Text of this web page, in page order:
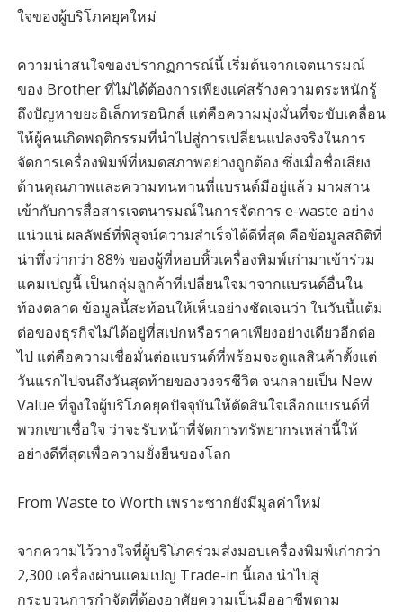
ใจของผู้บริโภคยุคใหม่
ความน่าสนใจของปรากฏการณ์นี้ เริ่มต้นจากเจตนารมณ์
ของ Brother ที่ไม่ได้ต้องการเพียงแค่สร้างความตระหนักรู้
ถึงปัญหาขยะอิเล็กทรอนิกส์ แต่คือความมุ่งมั่นที่จะขับเคลื่อน
ให้ผู้คนเกิดพฤติกรรมที่นำไปสู่การเปลี่ยนแปลงจริงในการ
จัดการเครื่องพิมพ์ที่หมดสภาพอย่างถูกต้อง ซึ่งเมื่อชื่อเสียง
ด้านคุณภาพและความทนทานที่แบรนด์มีอยู่แล้ว มาผสาน
เข้ากับการสื่อสารเจตนารมณ์ในการจัดการ e-waste อย่าง
แน่วแน่ ผลลัพธ์ที่พิสูจน์ความสำเร็จได้ดีที่สุด คือข้อมูลสถิติที่
น่าทึ่งว่ากว่า 88% ของผู้ที่หอบหิ้วเครื่องพิมพ์เก่ามาเข้าร่วม
แคมเปญนี้ เป็นกลุ่มลูกค้าที่เปลี่ยนใจมาจากแบรนด์อื่นใน
ท้องตลาด ข้อมูลนี้สะท้อนให้เห็นอย่างชัดเจนว่า ในวันนี้แต้ม
ต่อของธุรกิจไม่ได้อยู่ที่สเปกหรือราคาเพียงอย่างเดียวอีกต่อ
ไป แต่คือความเชื่อมั่นต่อแบรนด์ที่พร้อมจะดูแลสินค้าตั้งแต่
วันแรกไปจนถึงวันสุดท้ายของวงจรชีวิต จนกลายเป็น New
Value ที่จูงใจผู้บริโภคยุคปัจจุบันให้ตัดสินใจเลือกแบรนด์ที่
พวกเขาเชื่อใจ ว่าจะรับหน้าที่จัดการทรัพยากรเหล่านี้ให้
อย่างดีที่สุดเพื่อความยั่งยืนของโลก
From Waste to Worth เพราะซากยังมีมูลค่าใหม่
จากความไว้วางใจที่ผู้บริโภคร่วมส่งมอบเครื่องพิมพ์เก่ากว่า
2,300 เครื่องผ่านแคมเปญ Trade-in นี้เอง นำไปสู่
กระบวนการกำจัดที่ต้องอาศัยความเป็นมืออาชีพตาม